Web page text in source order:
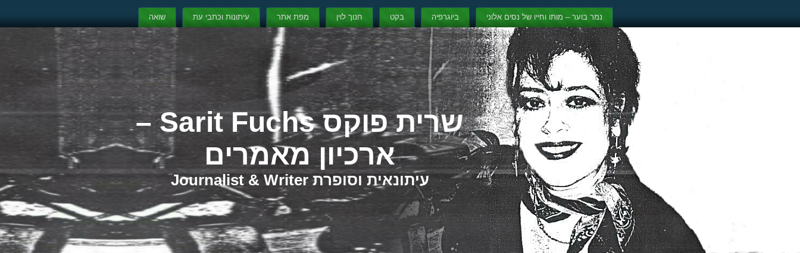
נמר בוער – מותו וחייו של נסים אלוני ביוגרפיה בקט חנוך לוין מפת אתר עיתונות וכתבי עת שואה
שרית פוקס Sarit Fuchs –
ארכיון מאמרים
עיתונאית וסופרת Journalist & Writer